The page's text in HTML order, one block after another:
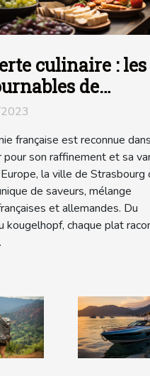
culinaire : les
de
française est reconnue
son raffinement et sa
la ville de Strasbourg
de saveurs, mélange
et allemandes. Du
kougelhopf, chaque plat